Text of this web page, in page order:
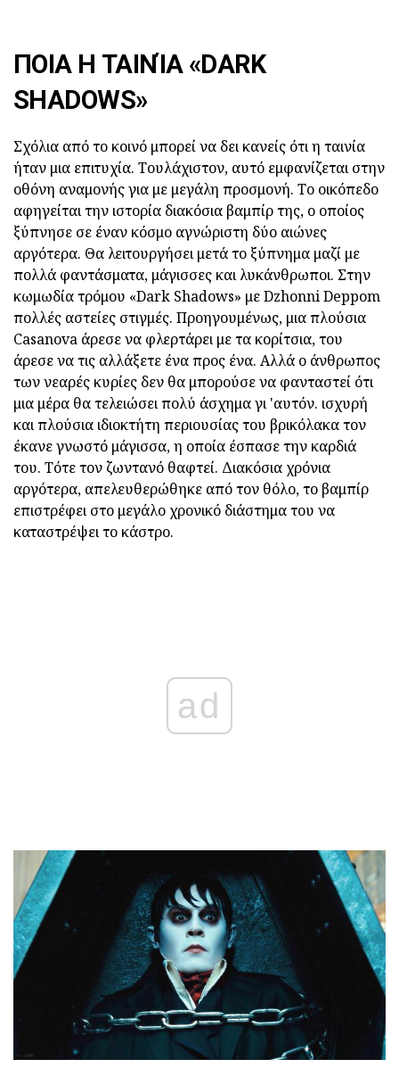
ΠΟΙΑ Η ΤΑΙΝΊΑ «DARK
SHADOWS»
Σχόλια από το κοινό μπορεί να δει κανείς ότι η ταινία
ήταν μια επιτυχία. Τουλάχιστον, αυτό εμφανίζεται στην
οθόνη αναμονής για με μεγάλη προσμονή. Το οικόπεδο
αφηγείται την ιστορία διακόσια βαμπίρ της, ο οποίος
ξύπνησε σε έναν κόσμο αγνώριστη δύο αιώνες
αργότερα. Θα λειτουργήσει μετά το ξύπνημα μαζί με
πολλά φαντάσματα, μάγισσες και λυκάνθρωποι. Στην
κωμωδία τρόμου «Dark Shadows» με Dzhonni Deppom
πολλές αστείες στιγμές. Προηγουμένως, μια πλούσια
Casanova άρεσε να φλερτάρει με τα κορίτσια, του
άρεσε να τις αλλάξετε ένα προς ένα. Αλλά ο άνθρωπος
των νεαρές κυρίες δεν θα μπορούσε να φανταστεί ότι
μια μέρα θα τελειώσει πολύ άσχημα γι 'αυτόν. ισχυρή
και πλούσια ιδιοκτήτη περιουσίας του βρικόλακα τον
έκανε γνωστό μάγισσα, η οποία έσπασε την καρδιά
του. Τότε τον ζωντανό θαφτεί. Διακόσια χρόνια
αργότερα, απελευθερώθηκε από τον θόλο, το βαμπίρ
επιστρέφει στο μεγάλο χρονικό διάστημα του να
καταστρέψει το κάστρο.
ad